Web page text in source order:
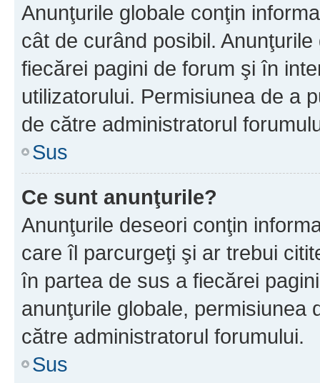
Anunţurile globale conţin
cât de curând posibil.
fiecărei pagini de forum şi în
utilizatorului. Permisiunea de a
de către administratorul
Sus
Ce sunt anunţurile?
Anunţurile deseori conţin
care îl parcurgeţi şi ar trebui
în partea de sus a fiecărei
anunţurile globale, permisiunea
către administratorul forumului.
Sus